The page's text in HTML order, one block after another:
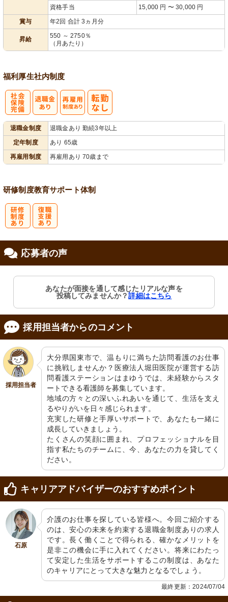
資格手当
15,000 円 〜 30,000 円
賞与
年2回 合計 3ヵ月分
昇給
550 ～ 2750％
（月あたり）
福利厚生社内制度
退職金制度
退職金あり 勤続3年以上
定年制度
あり 65歳
再雇用制度
再雇用あり 70歳まで
研修制度教育サポート体制
応募者の声
あなたが面接を通して感じたリアルな声を
投稿してみませんか？詳細はこちら
採用担当者からのコメント
採用担当者
大分県国東市で、温もりに満ちた訪問看護のお仕事
に挑戦しませんか？医療法人堀田医院が運営する訪
問看護ステーションはまゆうでは、未経験からスタ
ートできる看護師を募集しています。
地域の方々との深いふれあいを通じて、生活を支え
るやりがいを日々感じられます。
充実した研修と手厚いサポートで、あなたも一緒に
成長していきましょう。
たくさんの笑顔に囲まれ、プロフェッショナルを目
指す私たちのチームに、今、あなたの力を貸してく
ださい。
キャリアアドバイザーのおすすめポイント
石原
介護のお仕事を探している皆様へ。今回ご紹介する
のは、安心の未来を約束する退職金制度ありの求人
です。長く働くことで得られる、確かなメリットを
是非この機会に手に入れてください。将来にわたっ
て安定した生活をサポートするこの制度は、あなた
のキャリアにとって大きな魅力となるでしょう。
最終更新：2024/07/04